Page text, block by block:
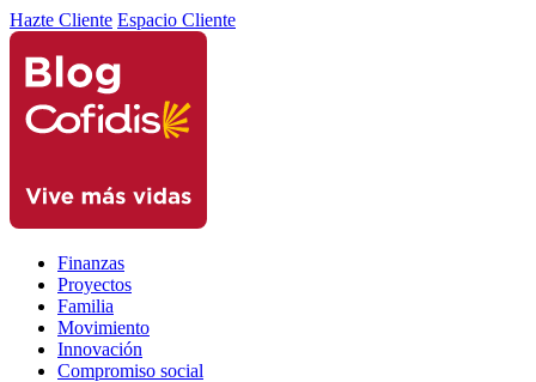
Hazte Cliente Espacio Cliente
Finanzas
Proyectos
Familia
Movimiento
Innovación
Compromiso social